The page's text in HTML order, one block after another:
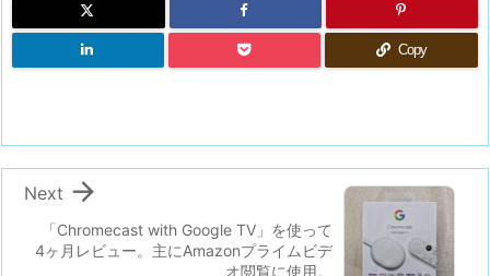
Copy
「Chromecast with Google TV」を使って
4ヶ月レビュー。主にAmazonプライムビデ
オ閲覧に使用。

Next